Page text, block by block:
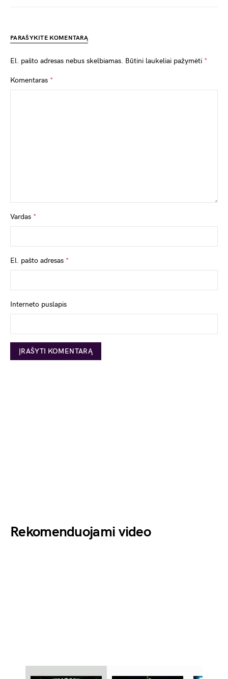
PARAŠYKITE KOMENTARĄ
El. pašto adresas nebus skelbiamas. Būtini laukeliai pažymėti *
Komentaras *
Vardas *
El. pašto adresas *
Interneto puslapis
Rekomenduojami video